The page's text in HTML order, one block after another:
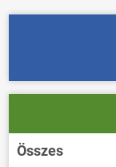
Összes